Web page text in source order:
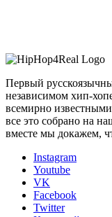
Первый
независимом хип-
всемирно
все это собрано на
вместе мы докажем,
Instagram
Youtube
VK
Facebook
Twitter